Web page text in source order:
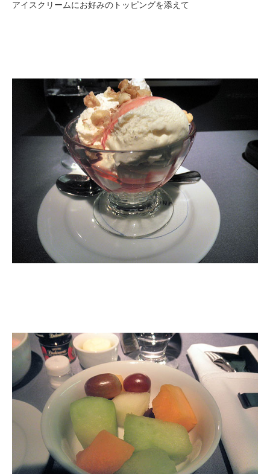
アイスクリームにお好みのトッピングを添えて